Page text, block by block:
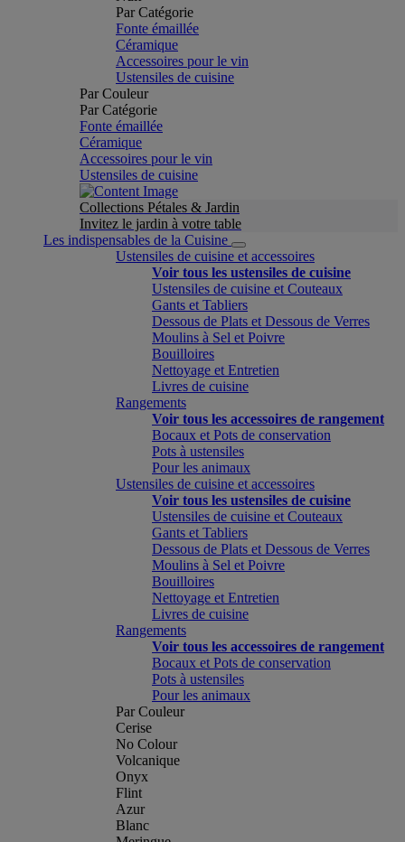
Par Catégorie
Fonte émaillée
Céramique
Accessoires pour le vin
Ustensiles de cuisine
Par Couleur
Par Catégorie
Fonte émaillée
Céramique
Accessoires pour le vin
Ustensiles de cuisine
Collections Pétales & Jardin
Invitez le jardin à votre table
Les indispensables de la Cuisine
Ustensiles de cuisine et accessoires
Voir tous les ustensiles de cuisine
Ustensiles de cuisine et Couteaux
Gants et Tabliers
Dessous de Plats et Dessous de Verres
Moulins à Sel et Poivre
Bouilloires
Nettoyage et Entretien
Livres de cuisine
Rangements
Voir tous les accessoires de rangement
Bocaux et Pots de conservation
Pots à ustensiles
Pour les animaux
Ustensiles de cuisine et accessoires
Voir tous les ustensiles de cuisine
Ustensiles de cuisine et Couteaux
Gants et Tabliers
Dessous de Plats et Dessous de Verres
Moulins à Sel et Poivre
Bouilloires
Nettoyage et Entretien
Livres de cuisine
Rangements
Voir tous les accessoires de rangement
Bocaux et Pots de conservation
Pots à ustensiles
Pour les animaux
Par Couleur
Cerise
No Colour
Volcanique
Onyx
Flint
Azur
Blanc